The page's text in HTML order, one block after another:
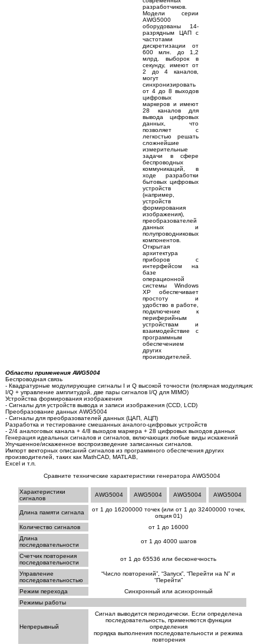
разработчиков.
Модели серии
AWG5000
оборудованы 14-
разрядным ЦАП с
частотами
дискретизации от
600 млн. до 1,2
млрд. выборок в
секунду, имеют от
2 до 4 каналов,
могут
синхронизировать
от 4 до 8 выходов
цифровых
маркеров и имеют
28 каналов для
вывода цифровых
данных, что
позволяет с
легкостью решать
сложнейшие
измерительные
задачи в сфере
беспроводных
коммуникаций, в
ходе разработки
бытовых цифровых
устройств
(например,
устройств
формирования
изображения),
преобразователей
данных и
полупроводниковых
компонентов.
Открытая
архитектура
приборов с
интерфейсом на
базе
операционной
системы Windows
XP обеспечивает
простоту и
удобство в работе,
подключение к
периферийным
устройствам и
взаимодействие с
программным
обеспечением
других
производителей.
Области применения AWG5004
Беспроводная связь
- Квадратурные модулирующие сигналы I и Q высокой точности (полярная модуляция:
I/Q + управление амплитудой, две пары сигналов I/Q для MIMO)
Устройства формирования изображения
- Сигналы для устройств вывода и записи изображения (CCD, LCD)
Преобразование данных AWG5004
- Сигналы для преобразователей данных (ЦАП, АЦП)
Разработка и тестирование смешанных аналого-цифровых устройств
- 2/4 аналоговых канала + 4/8 выходов маркера + 28 цифровых выходов данных
Генерация идеальных сигналов и сигналов, включающих любые виды искажений
Улучшенное/искаженное воспроизведение записанных сигналов.
Импорт векторных описаний сигналов из программного обеспечения других
производителей, таких как MathCAD, MATLAB,
Excel и т.п.
Сравните технические характеристики генератора AWG5004
Характеристики
сигналов
AWG5004 AWG5004 AWG5004 AWG5004
Длина памяти сигнала
от 1 до 16200000 точек (или от 1 до 32400000 точек,
опция 01)
Количество сигналов
от 1 до 16000
Длина
последовательности
от 1 до 4000 шагов
Счетчик повторения
последовательности
от 1 до 65536 или бесконечность
Управление
последовательностью
“Число повторений”, “Запуск”, “Перейти на N” и
“Перейти”
Режим перехода
Синхронный или асинхронный
Режимы работы
Непрерывный
Сигнал выводится периодически. Если определена
последовательность, применяются функции
определения
порядка выполнения последовательности и режима
повторения